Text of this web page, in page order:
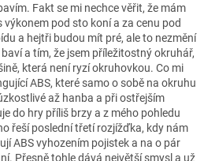
Fakt se mi nechce věřit, že mám
pod sto koní a za cenu pod
a hejtři budou mít pré, ale to nezmění
a tím, že jsem příležitostný okruhář,
která není ryzí okruhovkou. Co mi
ABS, které samo o sobě na okruhu
až hanba a při ostřejším
do hry příliš brzy a z mého pohledu
řeší poslední třetí rozjížďka, kdy nám
ABS vyhozením pojistek a na o pár
Přesně tohle dává největší smysl a už